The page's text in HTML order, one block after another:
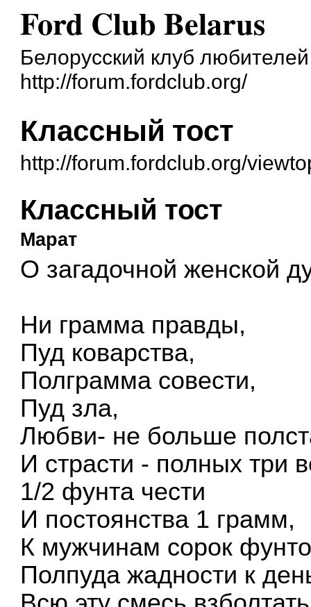
Ford Club Belarus
Белорусский клуб
http://forum.fordclub.org/
Классный тост
http://forum.fordclub.org/
Классный тост
Марат
О загадочной женской
Ни грамма правды,
Пуд коварства,
Полграмма совести,
Пуд зла,
Любви- не больше
И страсти - полных три
1/2 фунта чести
И постоянства 1 грамм,
К мужчинам сорок
Полпуда жадности к